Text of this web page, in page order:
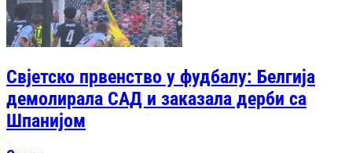
Свјетско првенство у фудбалу: Белгија
демолирала САД и заказала дерби са
Шпанијом